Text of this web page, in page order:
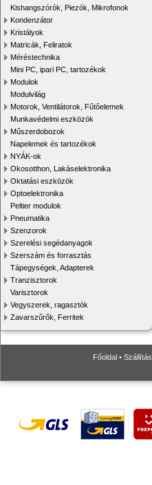
Kishangszórók, Piezók, Mikrofonok
Kondenzátor
Kristályok
Matricák, Feliratok
Méréstechnika
Mini PC, ipari PC, tartozékok
Modulok
Modulvilág
Motorok, Ventilátorok, Fűtőelemek
Munkavédelmi eszközök
Műszerdobozok
Napelemek és tartozékok
NYÁK-ok
Okosotthon, Lakáselektronika
Oktatási eszközök
Optoelektronika
Peltier modulok
Pneumatika
Szenzorok
Szerelési segédanyagok
Szerszám és forrasztás
Tápegységek, Adapterek
Tranzisztorok
Varisztorok
Vegyszerek, ragasztók
Zavarszűrők, Ferritek
Főoldal • Szállítás